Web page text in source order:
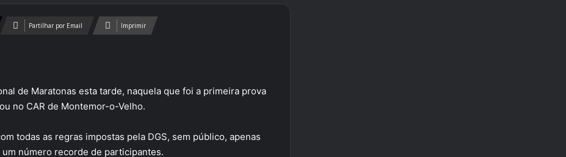
Partilhar por Email Imprimir
de Maratonas esta tarde, naquela que foi a primeira prova
no CAR de Montemor-o-Velho.
todas as regras impostas pela DGS, sem público, apenas
número recorde de participantes.